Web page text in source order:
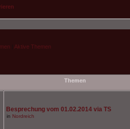
Aktive Themen
Themen
Besprechung vom 01.02.2014 via TS
in Nordreich